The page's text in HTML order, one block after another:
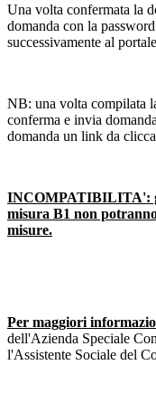
Una volta confermata la
domanda con la
successivamente al
NB: una volta compilata
conferma e invia
domanda un link da
INCOMPATIBILITA':
misura B1 non
misure.
Per maggiori
dell'Azienda Speciale
l'Assistente Sociale del